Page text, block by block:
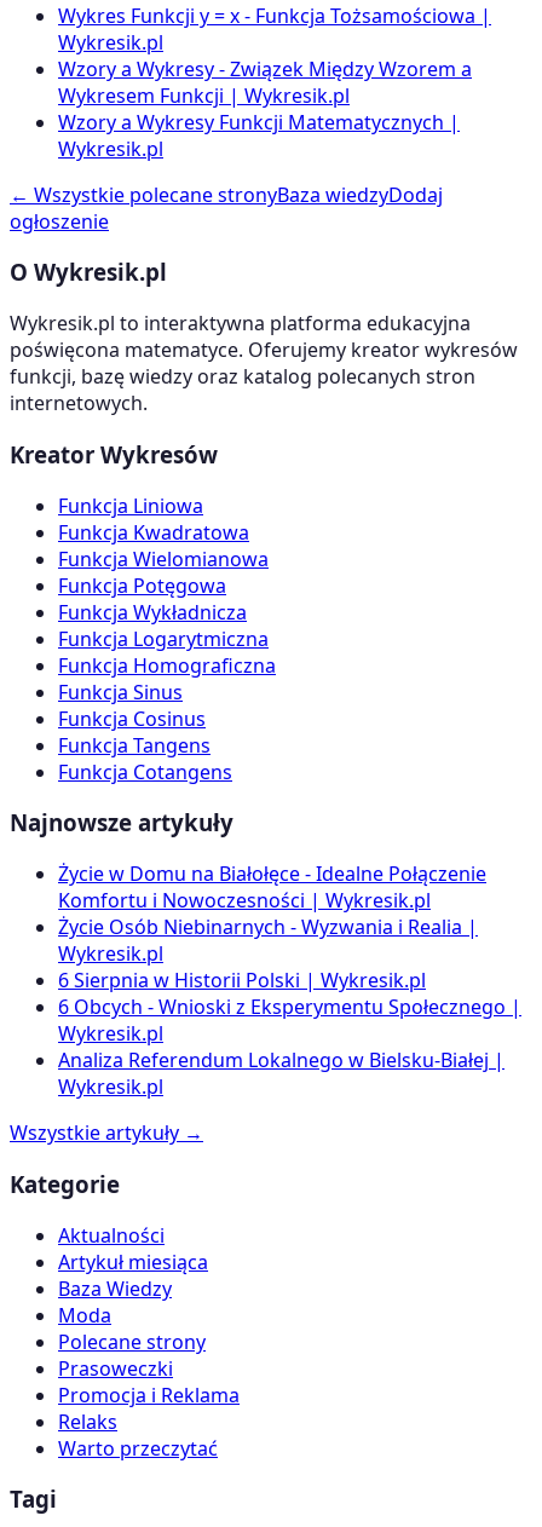
Wykres Funkcji y = x - Funkcja Tożsamościowa |
Wykresik.pl
Wzory a Wykresy - Związek Między Wzorem a
Wykresem Funkcji | Wykresik.pl
Wzory a Wykresy Funkcji Matematycznych |
Wykresik.pl
← Wszystkie polecane stronyBaza wiedzyDodaj
ogłoszenie
O Wykresik.pl
Wykresik.pl to interaktywna platforma edukacyjna
poświęcona matematyce. Oferujemy kreator wykresów
funkcji, bazę wiedzy oraz katalog polecanych stron
internetowych.
Kreator Wykresów
Funkcja Liniowa
Funkcja Kwadratowa
Funkcja Wielomianowa
Funkcja Potęgowa
Funkcja Wykładnicza
Funkcja Logarytmiczna
Funkcja Homograficzna
Funkcja Sinus
Funkcja Cosinus
Funkcja Tangens
Funkcja Cotangens
Najnowsze artykuły
Życie w Domu na Białołęce - Idealne Połączenie
Komfortu i Nowoczesności | Wykresik.pl
Życie Osób Niebinarnych - Wyzwania i Realia |
Wykresik.pl
6 Sierpnia w Historii Polski | Wykresik.pl
6 Obcych - Wnioski z Eksperymentu Społecznego |
Wykresik.pl
Analiza Referendum Lokalnego w Bielsku-Białej |
Wykresik.pl
Wszystkie artykuły →
Kategorie
Aktualności
Artykuł miesiąca
Baza Wiedzy
Moda
Polecane strony
Prasoweczki
Promocja i Reklama
Relaks
Warto przeczytać
Tagi